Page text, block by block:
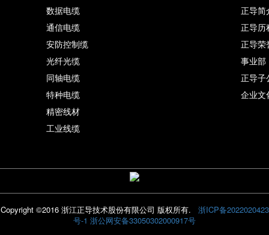
数据电缆
通信电缆
安防控制缆
光纤光缆
同轴电缆
特种电缆
精密线材
工业线缆
正导简
正导历
正导荣
事业部
正导子
企业文
Copyright ©2016 浙江正导技术股份有限公司 版权所有. 浙ICP备2022020423
号-1 浙公网安备33050302000917号